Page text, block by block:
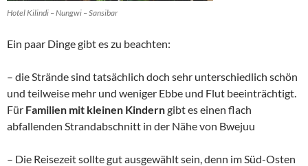
Hotel Kilindi – Nungwi – Sansibar
Ein paar Dinge gibt es zu beachten:
– die Strände sind tatsächlich doch sehr unterschiedlich schön
und teilweise mehr und weniger Ebbe und Flut beeinträchtigt.
Für Familien mit kleinen Kinderngibt es einen flach
abfallenden Strandabschnitt in der Nähe von Bwejuu
– Die Reisezeit sollte gut ausgewählt sein, denn im Süd-Osten